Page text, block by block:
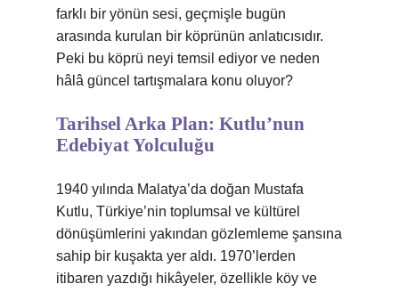
farklı bir yönün sesi, geçmişle bugün
arasında kurulan bir köprünün anlatıcısıdır.
Peki bu köprü neyi temsil ediyor ve neden
hâlâ güncel tartışmalara konu oluyor?
Tarihsel Arka Plan: Kutlu’nun
Edebiyat Yolculuğu
1940 yılında Malatya’da doğan Mustafa
Kutlu, Türkiye’nin toplumsal ve kültürel
dönüşümlerini yakından gözlemleme şansına
sahip bir kuşakta yer aldı. 1970’lerden
itibaren yazdığı hikâyeler, özellikle köy ve